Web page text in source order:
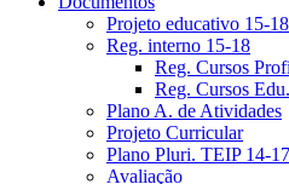
Projeto educativo 15-18
Reg. interno 15-18
Reg. Cursos
Reg. Cursos
Plano A. de Atividades
Projeto Curricular
Plano Pluri. TEIP 14-17
Avaliação